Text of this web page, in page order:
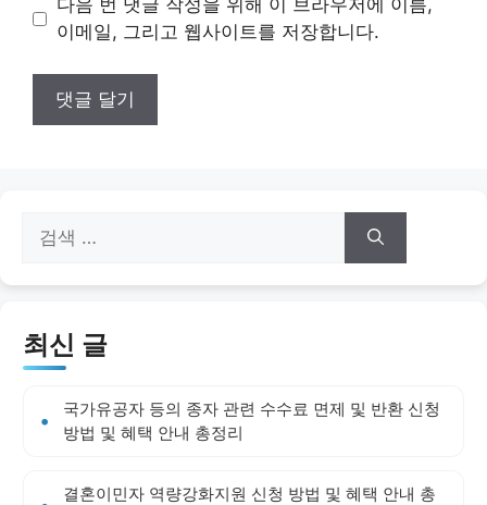
트
다음 번 댓글 작성을 위해 이 브라우저에 이름,
이메일, 그리고 웹사이트를 저장합니다.
색:
최신 글
국가유공자 등의 종자 관련 수수료 면제 및 반환 신청
방법 및 혜택 안내 총정리
결혼이민자 역량강화지원 신청 방법 및 혜택 안내 총